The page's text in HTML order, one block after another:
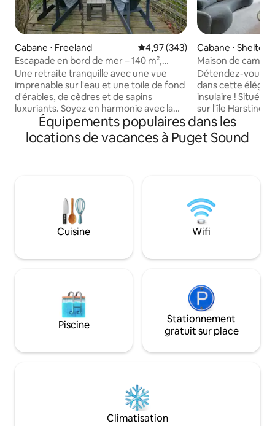
Cabane ⋅ Freeland Évaluation moyenne sur la
4,97 (343)
Escapade en bord de mer – 140 m²,
2 chambres + atelier d’artiste
Une retraite tranquille avec une vue
imprenable sur l'eau et une toile de fond
d'érables, de cèdres et de sapins
luxuriants. Soyez en harmonie avec la
nature : détendez-vous sur la grande
terrasse, admirez la vue sur le bord de
l'eau à 100 pieds, les couchers de soleil
remplie d'appareils en acier inoxydable.
Laissez-vous inspirer : espace studio
séparé pour créer, écrire, pratiquer le
yoga, méditer, dessiner, lire, terminer
Faites des choses que vous n'avez pas
Cabane ⋅ Shelton
Maison de
Sound
Détendez-vous
dans cette
insulaire ! Située dans un quartier fermé
sur l'île Harstine. Vue imprenable sur le
détroit de Puget
Olympiques
de billard Cuisine
vinyle Sonos
communautaires
jacuzzi Terrains
Aire de jeu pour
Kayak, rampe de
Équipements populaires dans les
locations de vacances à Puget Sound
Cuisine Wifi
Piscine
Stationnement
gratuit sur place
Climatisation